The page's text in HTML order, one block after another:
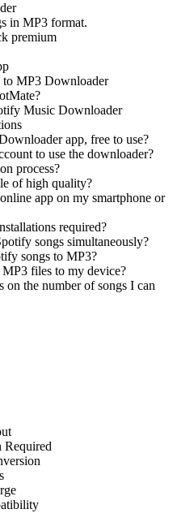
in MP3 format.
premium
MP3 Downloader
Music Downloader
app, free to use?
to use the downloader?
process?
of high quality?
app on my smartphone or
required?
songs simultaneously?
songs to MP3?
files to my device?
the number of songs I can